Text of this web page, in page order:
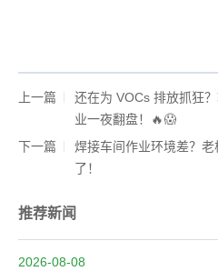
上一篇
还在为 VOCs 排放抓狂
业一夜翻盘！🔥😱
下一篇
焊接车间作业环境差？
了！
推荐新闻
2026-08-08